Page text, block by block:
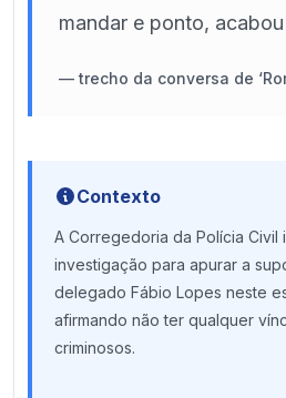
mandar e ponto, acabou
— trecho da conversa de
Contexto
A Corregedoria da Polícia Civil
investigação para apurar a
delegado Fábio Lopes neste
afirmando não ter qualquer
criminosos.